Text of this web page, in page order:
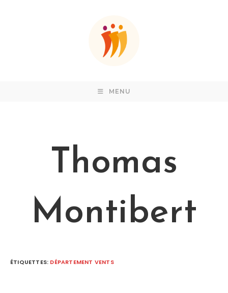
MENU
Thomas
Montibert
ÉTIQUETTES: DÉPARTEMENT VENTS